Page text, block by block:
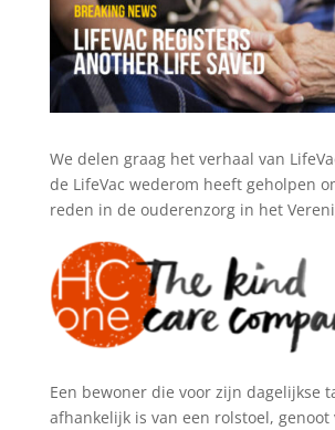
We delen graag het verhaal van
de LifeVac wederom heeft geholpen
reden in de ouderenzorg in het
Een bewoner die voor zijn dagelijkse
afhankelijk is van een rolstoel, genoot